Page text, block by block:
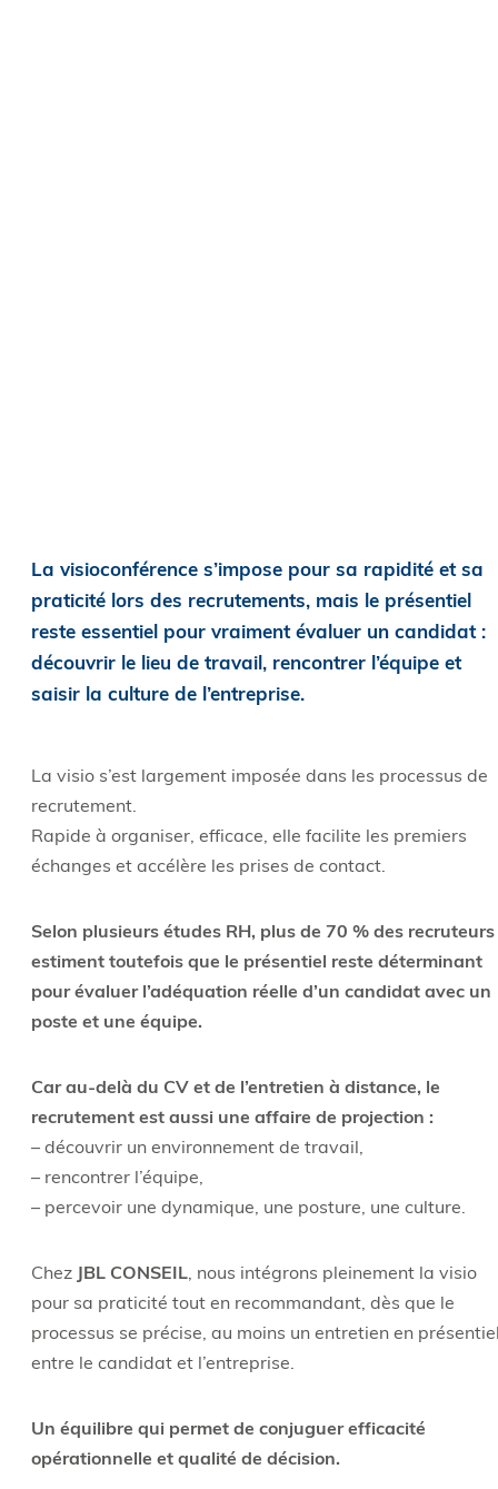
La visioconférence s’impose pour sa rapidité et sa
praticité lors des recrutements, mais le présentiel
reste essentiel pour vraiment évaluer un candidat :
découvrir le lieu de travail, rencontrer l’équipe et
saisir la culture de l’entreprise.
La visio s’est largement imposée dans les processus de
recrutement.
Rapide à organiser, efficace, elle facilite les premiers
échanges et accélère les prises de contact.
Selon plusieurs études RH, plus de 70 % des recruteurs
estiment toutefois que le présentiel reste déterminant
pour évaluer l’adéquation réelle d’un candidat avec un
poste et une équipe.
Car au-delà du CV et de l’entretien à distance, le
recrutement est aussi une affaire de projection :
– découvrir un environnement de travail,
– rencontrer l’équipe,
– percevoir une dynamique, une posture, une culture.
Chez JBL CONSEIL, nous intégrons pleinement la visio
pour sa praticité tout en recommandant, dès que le
processus se précise, au moins un entretien en
entre le candidat et l’entreprise.
Un équilibre qui permet de conjuguer efficacité
opérationnelle et qualité de décision.